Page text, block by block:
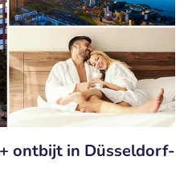
ontbijt in Düsseldorf-